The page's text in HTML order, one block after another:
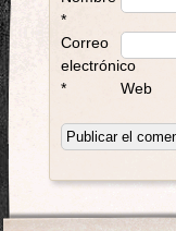
*
Correo
electrónico
*
Web